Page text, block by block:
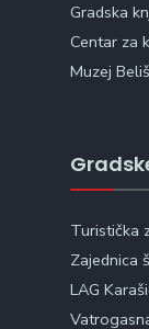
Gradska
Centar za
Muzej
Turistička
Zajednica
LAG